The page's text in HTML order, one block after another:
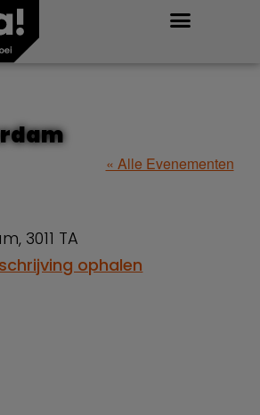
« Alle Evenementen
, 3011 TA
ophalen